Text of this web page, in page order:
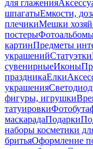
для глажения
шпагатыЕмкости,
плечикиМешки
постеры
картинПредметы
украшенийСтатуэтки
сувенирныеИконы
праздникаЕлки
украшения
фигуры, игрушки
татуировки
маскарадаПодарки
наборы косметики
бритьяОформление